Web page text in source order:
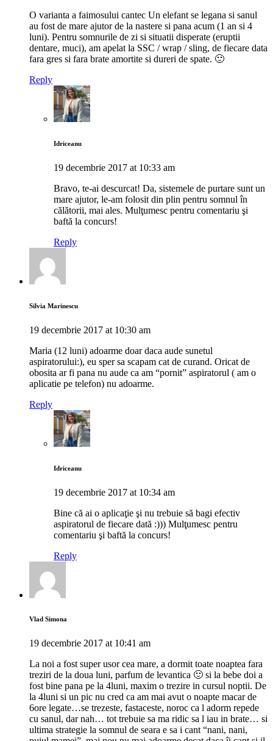
O varianta a faimosului cantec Un elefant se legana si sanul
au fost de mare ajutor de la nastere si pana acum (1 an si 4
luni). Pentru somnurile de zi si situatii disperate (eruptii
dentare, muci), am apelat la SSC / wrap / sling, de fiecare data
fara gres si fara brate amortite si dureri de spate. 🙂
Reply
Idriceanu
19 decembrie 2017 at 10:33 am
Bravo, te-ai descurcat! Da, sistemele de purtare sunt un
mare ajutor, le-am folosit din plin pentru somnul în
călătorii, mai ales. Mulţumesc pentru comentariu şi
baftă la concurs!
Reply
Silvia Marinescu
19 decembrie 2017 at 10:30 am
Maria (12 luni) adoarme doar daca aude sunetul
aspiratorului:), eu sper sa scapam cat de curand. Oricat de
obosita ar fi pana nu aude ca am “pornit” aspiratorul ( am o
aplicatie pe telefon) nu adoarme.
Reply
Idriceanu
19 decembrie 2017 at 10:34 am
Bine că ai o aplicaţie şi nu trebuie să bagi efectiv
aspiratorul de fiecare dată :))) Mulţumesc pentru
comentariu şi baftă la concurs!
Reply
Vlad Simona
19 decembrie 2017 at 10:41 am
La noi a fost super usor cea mare, a dormit toate noaptea fara
treziri de la doua luni, parfum de levantica 🙂 si la bebe doi a
fost bine pana pe la 4luni, maxim o trezire in cursul noptii. De
la 4luni si un pic nu cred ca am mai avut o noapte macar de
6ore legate…se trezeste, fastaceste, noroc ca l adorm repede
cu sanul, dar nah… tot trebuie sa ma ridic sa l iau in brate… si
ultima strategie la somnul de seara e sa i cant “nani, nani,